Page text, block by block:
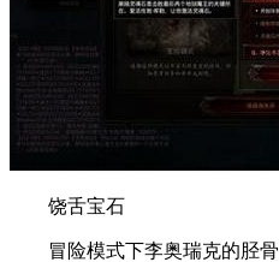
饶舌宝石
冒险模式下李奥瑞克的胫骨